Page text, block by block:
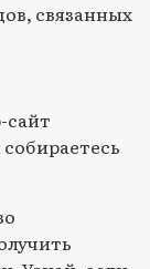
связанных
сайт